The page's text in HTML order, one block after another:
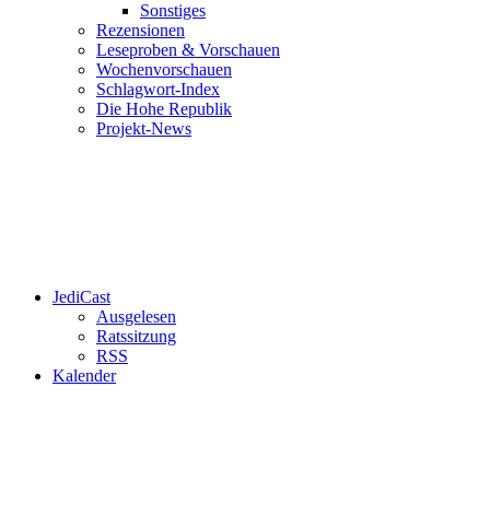
Sonstiges
Rezensionen
Leseproben & Vorschauen
Wochenvorschauen
Schlagwort-Index
Die Hohe Republik
Projekt-News
JediCast
Ausgelesen
Ratssitzung
RSS
Kalender